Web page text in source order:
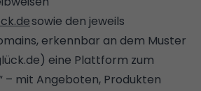
sowie den jeweils
erkennbar an dem Muster
eine Plattform zum
– mit Angeboten, Produkten